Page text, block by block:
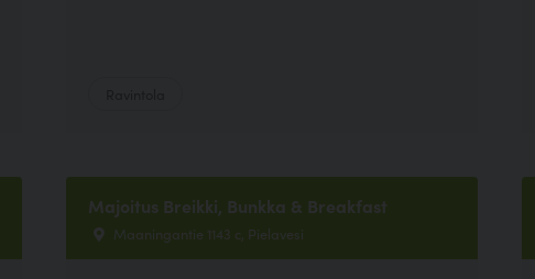
Majoitus Breikki, Bunkka & Breakfast
Maaningantie 1143 c, Pielavesi